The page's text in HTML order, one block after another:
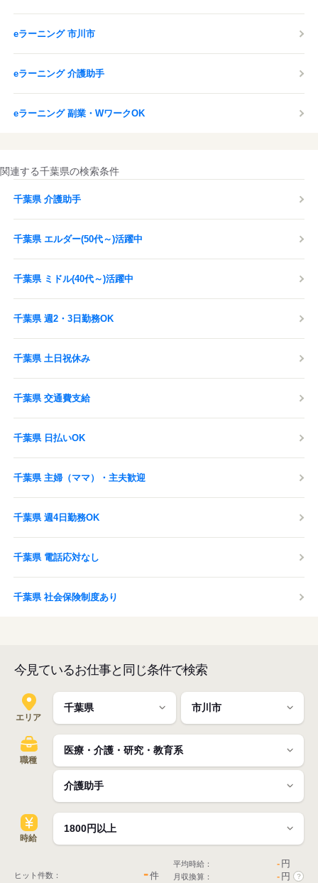
eラーニング 市川市
eラーニング 介護助手
eラーニング 副業・WワークOK
関連する千葉県の検索条件
千葉県 介護助手
千葉県 エルダー(50代～)活躍中
千葉県 ミドル(40代～)活躍中
千葉県 週2・3日勤務OK
千葉県 土日祝休み
千葉県 交通費支給
千葉県 日払いOK
千葉県 主婦（ママ）・主夫歓迎
千葉県 週4日勤務OK
千葉県 電話応対なし
千葉県 社会保険制度あり
今見ているお仕事と同じ条件で検索
エリア
職種
時給
ヒット件数： -件
平均時給： - 円
月収換算： - 円 ?